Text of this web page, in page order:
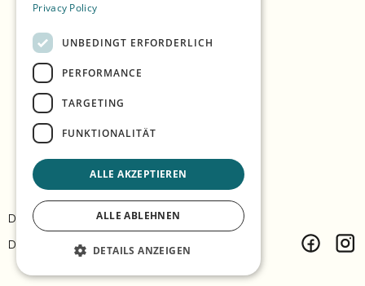
Essen & Trinken
Praktische Infos
Datenschutz & Richtlinie
Kontakt
Design:
Árvu Code: Vitikka
Privacy Policy
UNBEDINGT ERFORDERLICH
PERFORMANCE
TARGETING
FUNKTIONALITÄT
ALLE AKZEPTIEREN
ALLE ABLEHNEN
DETAILS ANZEIGEN